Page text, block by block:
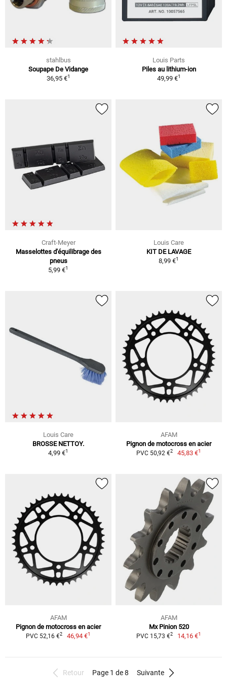
stahlbus
Soupape De Vidange
36,95 €1
Louis Parts
Piles au lithium-ion
49,99 €1
Craft-Meyer
Masselottes d'équilibrage des
pneus
5,99 €1
Louis Care
KIT DE LAVAGE
8,99 €1
Louis Care
BROSSE NETTOY.
4,99 €1
AFAM
Pignon de motocross en acier
PVC 50,92 €2 45,83 €1
AFAM
Pignon de motocross en acier
PVC 52,16 €2 46,94 €1
AFAM
Mx Pinion 520
PVC 15,73 €2 14,16 €1
Retour Page 1 de 8 Suivante